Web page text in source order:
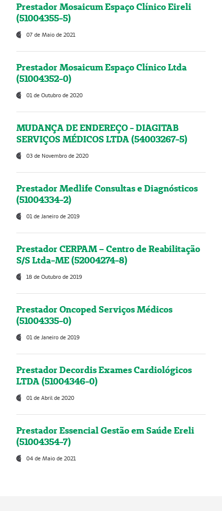
Prestador Mosaicum Espaço Clínico Eireli
(51004355-5)
07 de Maio de 2021
Prestador Mosaicum Espaço Clínico Ltda
(51004352-0)
01 de Outubro de 2020
MUDANÇA DE ENDEREÇO - DIAGITAB
SERVIÇOS MÉDICOS LTDA (54003267-5)
03 de Novembro de 2020
Prestador Medlife Consultas e Diagnósticos
(51004334-2)
01 de Janeiro de 2019
Prestador CERPAM – Centro de Reabilitação
S/S Ltda-ME (52004274-8)
18 de Outubro de 2019
Prestador Oncoped Serviços Médicos
(51004335-0)
01 de Janeiro de 2019
Prestador Decordis Exames Cardiológicos
LTDA (51004346-0)
01 de Abril de 2020
Prestador Essencial Gestão em Saúde Ereli
(51004354-7)
04 de Maio de 2021